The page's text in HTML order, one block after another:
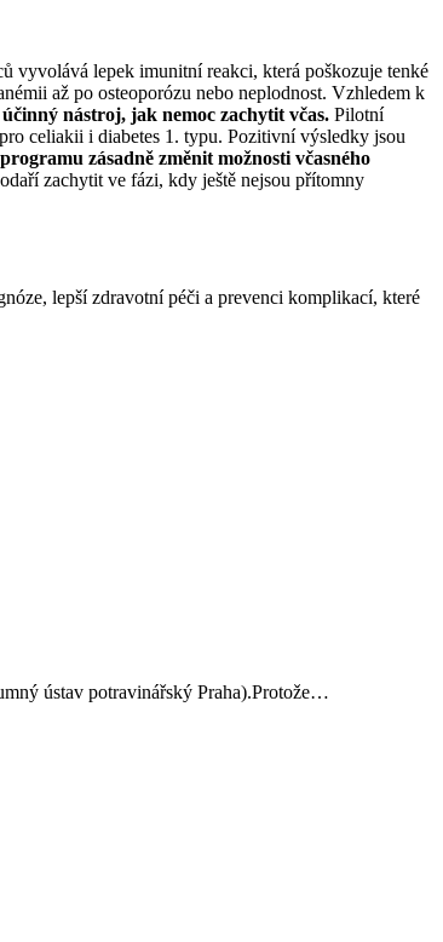
vyvolává lepek imunitní reakci, která poškozuje tenké
až po osteoporózu nebo neplodnost. Vzhledem k
nástroj, jak nemoc zachytit včas. Pilotní
celiakii i diabetes 1. typu. Pozitivní výsledky jsou
zásadně změnit možnosti včasného
zachytit ve fázi, kdy ještě nejsou přítomny
lepší zdravotní péči a prevenci komplikací, které
ústav potravinářský Praha).Protože…